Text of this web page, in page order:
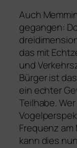
Auch
gegangen:
das mit
und
Bürger ist
ein echter
Teilhabe.
Frequenz
kann dies